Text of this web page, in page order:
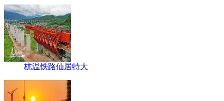
杭温铁路仙居特大